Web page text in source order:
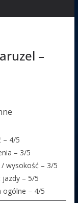
–
– 4/5
– 3/5
wysokość – 3/5
jazdy – 5/5
ogólne – 4/5